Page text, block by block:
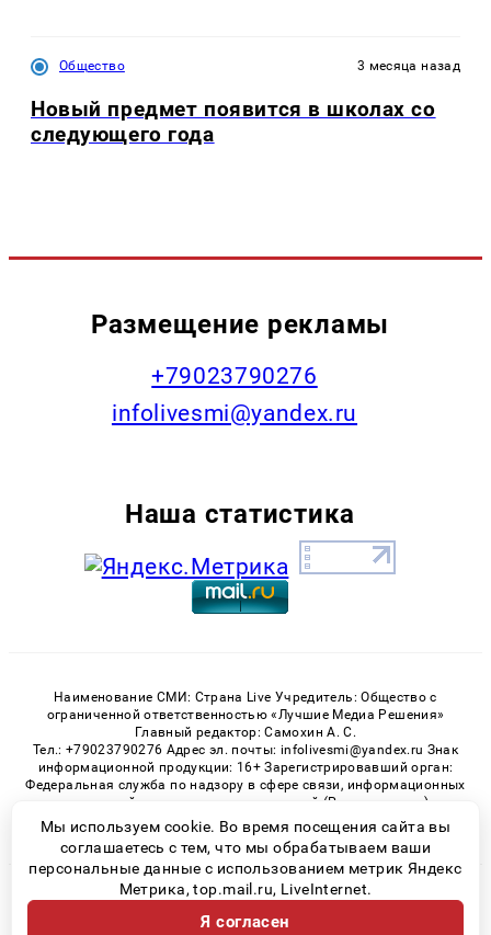
Общество 3 месяца назад
Новый предмет появится в школах со
следующего года
Размещение рекламы
+79023790276
infolivesmi@yandex.ru
Наша статистика
Наименование СМИ: Страна Live Учредитель: Общество с
ограниченной ответственностью «Лучшие Медиа Решения»
Главный редактор: Самохин А. С.
Тел.: +79023790276 Адрес эл. почты: infolivesmi@yandex.ru Знак
информационной продукции: 16+ Зарегистрировавший орган:
Федеральная служба по надзору в сфере связи, информационных
технологий и массовых коммуникаций (Роскомнадзор)
Регистрационный номер СМИ ЭЛ № ФС 77 - 82538 от 21.01.2022
© 2026 «» | Все права защищены
Возрастная категория сайта 16+
Мы используем cookie. Во время посещения сайта вы
соглашаетесь с тем, что мы обрабатываем ваши
персональные данные с использованием метрик Яндекс
Метрика, top.mail.ru, LiveInternet.
Я согласен